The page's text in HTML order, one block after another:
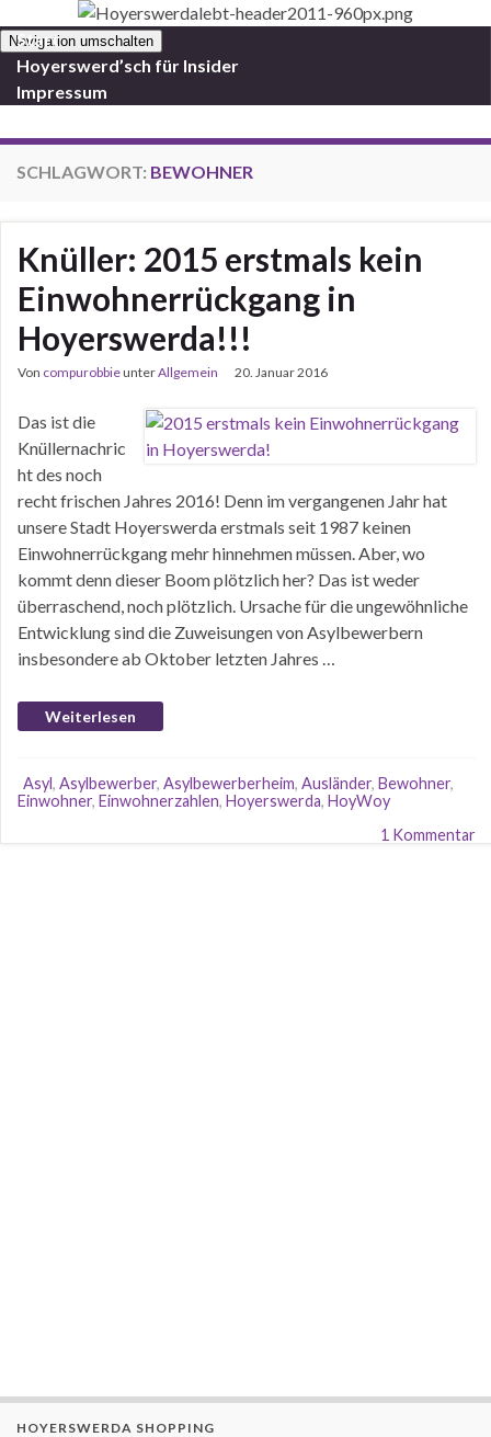
Navigation umschalten
Start
Hoyerswerd’sch für Insider
Impressum
SCHLAGWORT: BEWOHNER
Knüller: 2015 erstmals kein
Einwohnerrückgang in
Hoyerswerda!!!
Von compurobbieunterAllgemein 20. Januar 2016
Das ist die
Knüllernachric
ht des noch
recht frischen Jahres 2016! Denn im vergangenen Jahr hat
unsere Stadt Hoyerswerda erstmals seit 1987 keinen
Einwohnerrückgang mehr hinnehmen müssen. Aber, wo
kommt denn dieser Boom plötzlich her? Das ist weder
überraschend, noch plötzlich. Ursache für die ungewöhnliche
Entwicklung sind die Zuweisungen von Asylbewerbern
insbesondere ab Oktober letzten Jahres …
Weiterlesen
Asyl, Asylbewerber, Asylbewerberheim, Ausländer, Bewohner,
Einwohner, Einwohnerzahlen, Hoyerswerda, HoyWoy
1 Kommentar
HOYERSWERDA SHOPPING